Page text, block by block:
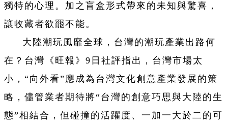
獨特的心理。加之盲盒形式帶來的未知與驚喜，
讓收藏者欲罷不能。
大陸潮玩風靡全球，台灣的潮玩產業出路何
在？台灣《旺報》9日社評指出，台灣市場太
小，“向外看”應成為台灣文化創意產業發展的策
略，儘管業者期待將“台灣的創意巧思與大陸的生
態”相結合，但碰撞的活躍度、一加一大於二的可